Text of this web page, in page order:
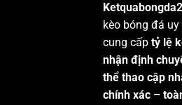
kèo bóng đá
cung cấp tỷ lệ
nhận định
thể thao cập
chính xác –